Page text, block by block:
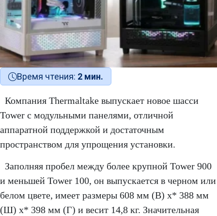
Время чтения: 2 мин.
Компания Thermaltake выпускает новое шасси
Tower с модульными панелями, отличной
аппаратной поддержкой и достаточным
пространством для упрощения установки.
Заполняя пробел между более крупной Tower 900
и меньшей Tower 100, он выпускается в черном или
белом цвете, имеет размеры 608 мм (В) x* 388 мм
(Ш) x* 398 мм (Г) и весит 14,8 кг. Значительная